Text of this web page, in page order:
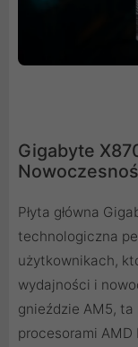
Gigabyte
Płyta główna
technologiczna
użytkownikach,
wydajności i
gnieździe AM5, ta
procesorami